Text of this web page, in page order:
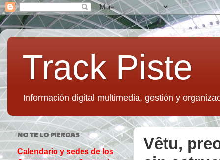
Track Piste
Información digital multimedia, gestión y
Vêtu,
NO TE LO PIERDAS
Calendario y sedes de los